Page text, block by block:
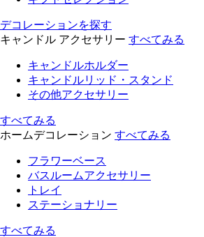
デコレーションを探す
キャンドル アクセサリー すべてみる
キャンドルホルダー
キャンドルリッド・スタンド
その他アクセサリー
すべてみる
ホームデコレーション すべてみる
フラワーベース
バスルームアクセサリー
トレイ
ステーショナリー
すべてみる